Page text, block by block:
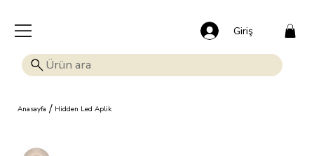
Giriş
Anasayfa / Hidden Led Aplik